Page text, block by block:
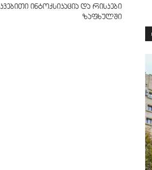
კვებითი ინტოქსიკაცია და რისკები
ზაფხულში